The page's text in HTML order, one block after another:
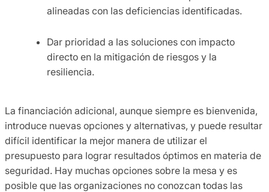
alineadas con las deficiencias identificadas.
Dar prioridad a las soluciones con impacto
directo en la mitigación de riesgos y la
resiliencia.
La financiación adicional, aunque siempre es bienvenida,
introduce nuevas opciones y alternativas, y puede resultar
difícil identificar la mejor manera de utilizar el
presupuesto para lograr resultados óptimos en materia de
seguridad. Hay muchas opciones sobre la mesa y es
posible que las organizaciones no conozcan todas las